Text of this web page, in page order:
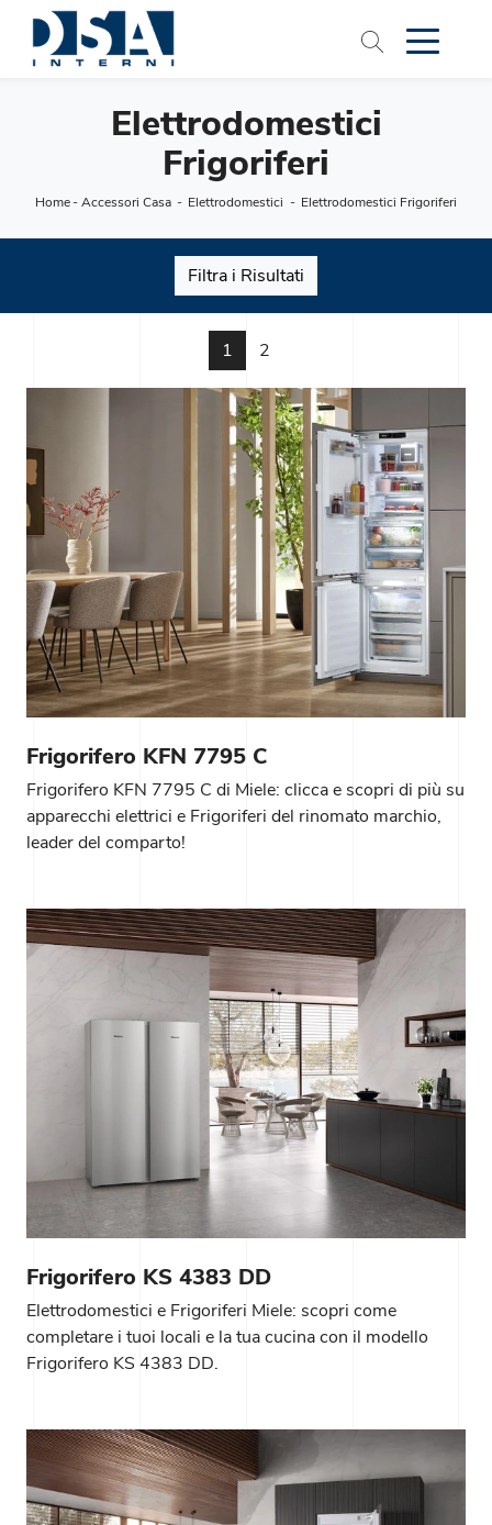
Elettrodomestici
Frigoriferi
Home-Accessori Casa - Elettrodomestici - Elettrodomestici Frigoriferi
Filtra i Risultati
1 2
Frigorifero KFN 7795 C
Frigorifero KFN 7795 C di Miele: clicca e scopri di più su
apparecchi elettrici e Frigoriferi del rinomato marchio,
leader del comparto!
Frigorifero KS 4383 DD
Elettrodomestici e Frigoriferi Miele: scopri come
completare i tuoi locali e la tua cucina con il modello
Frigorifero KS 4383 DD.